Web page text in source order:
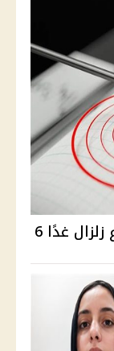
البحوث الفلكية تحسم مزاعم وقوع زلزال غدًا 6